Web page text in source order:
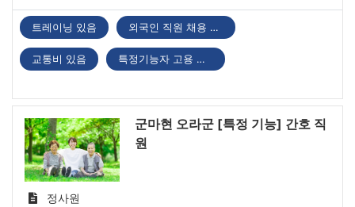
트레이닝 있음 외국인 직원 채용 실적 있음
교통비 있음 특정기능자 고용 기업
군마현 오라군 [특정 기능] 간호 직
원
정사원